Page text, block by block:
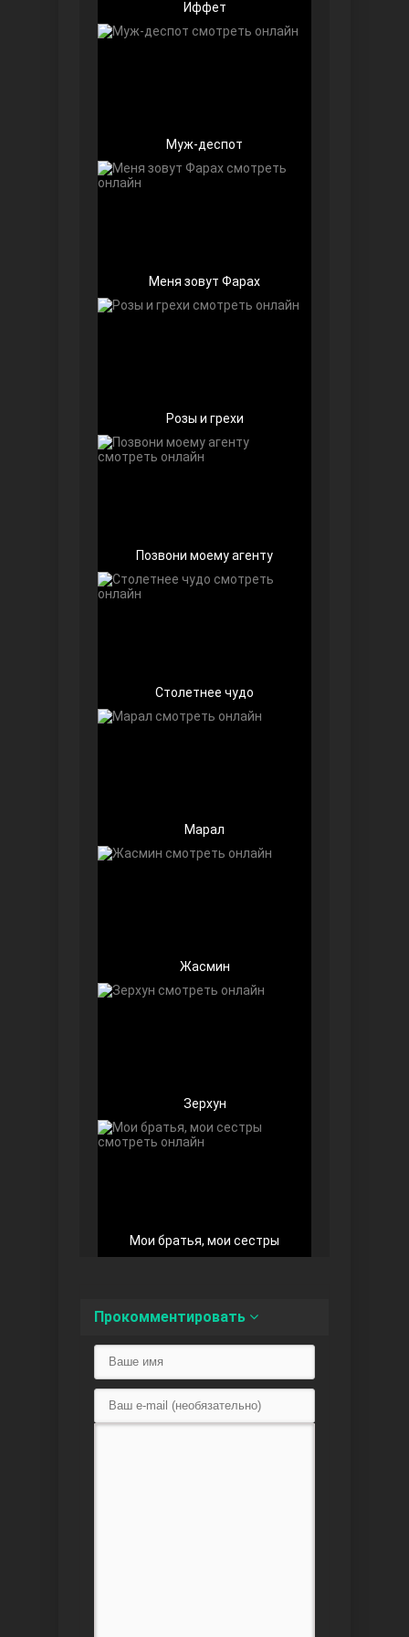
Чёрно-белая любовь
Далекий город
Игра судьбы
Любовь напоказ
Иффет
Муж-деспот
Меня зовут Фарах
Розы и грехи
Позвони моему агенту
Столетнее чудо
Марал
Жасмин
Зерхун
Мои братья, мои сестры
Прокомментировать